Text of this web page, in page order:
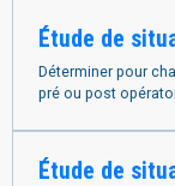
Étude de
Déterminer pour
pré ou post
Étude de